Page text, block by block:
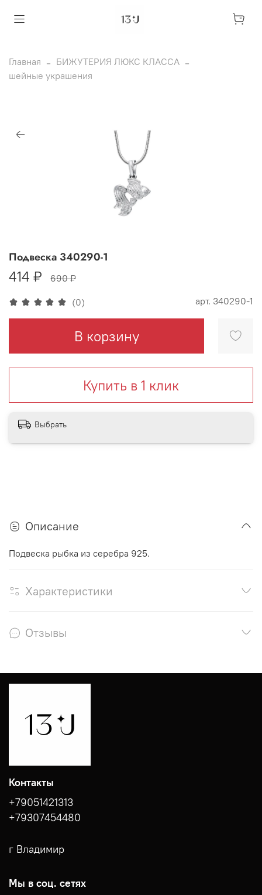
Главная
БИЖУТЕРИЯ ЛЮКС КЛАССА
шейные украшения
(0) арт. 340290-1
Подвеска 340290-1
414 ₽ 690 ₽
В корзину
Купить в 1 клик
Выбрать
Описание
Подвеска рыбка из серебра 925.
Характеристики
Отзывы
Контакты
+79051421313
+79307454480
г Владимир
Мы в соц. сетях